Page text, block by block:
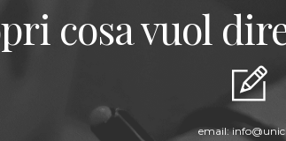
cosa vuol
email: